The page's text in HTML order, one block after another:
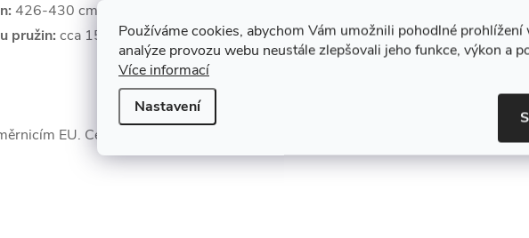
Používáme cookies, abychom Vám umožnili pohodlné prohlížení
analýze provozu webu neustále zlepšovali jeho funkce, výkon a
Více informací
Nastavení
426-430 cm (14 ft)
pružin: cca 15 mm
EU. Certifikace podle TÜV-G